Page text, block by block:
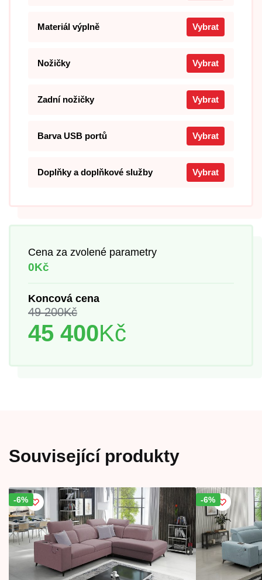
Materiál výplně Vybrat
Nožičky Vybrat
Zadní nožičky Vybrat
Barva USB portů Vybrat
Doplňky a doplňkové služby Vybrat
Cena za zvolené parametry
0Kč
Koncová cena
49 200Kč
45 400Kč
Související produkty
Sleva!
-6% Sleva!
-6%